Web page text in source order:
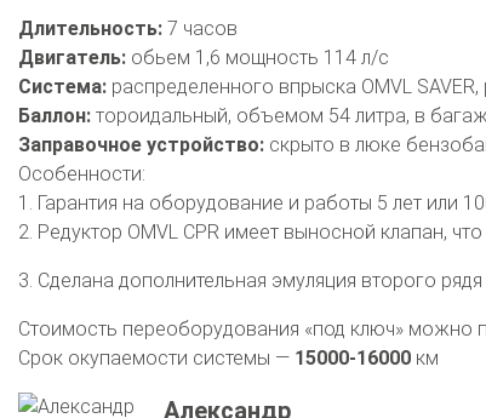
Длительность: 7 часов
Двигатель: обьем 1,6 мощность 114 л/с
Система: распределенного впрыска OMVL
Баллон: тороидальный, объемом 54 литра, в
Заправочное устройство: скрыто в люке
Особенности:
1. Гарантия на оборудование и работы 5 лет или
2. Редуктор OMVL CPR имеет выносной клапан,
3. Сделана дополнительная эмуляция второго
Стоимость переоборудования «под ключ» можно
Срок окупаемости системы — 15000-16000 км
Александр